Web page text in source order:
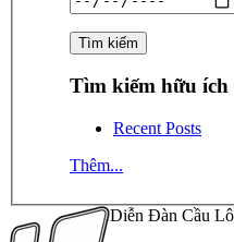
Tìm kiếm hữu ích
Recent Posts
Thêm...
Diễn Đàn Cầu